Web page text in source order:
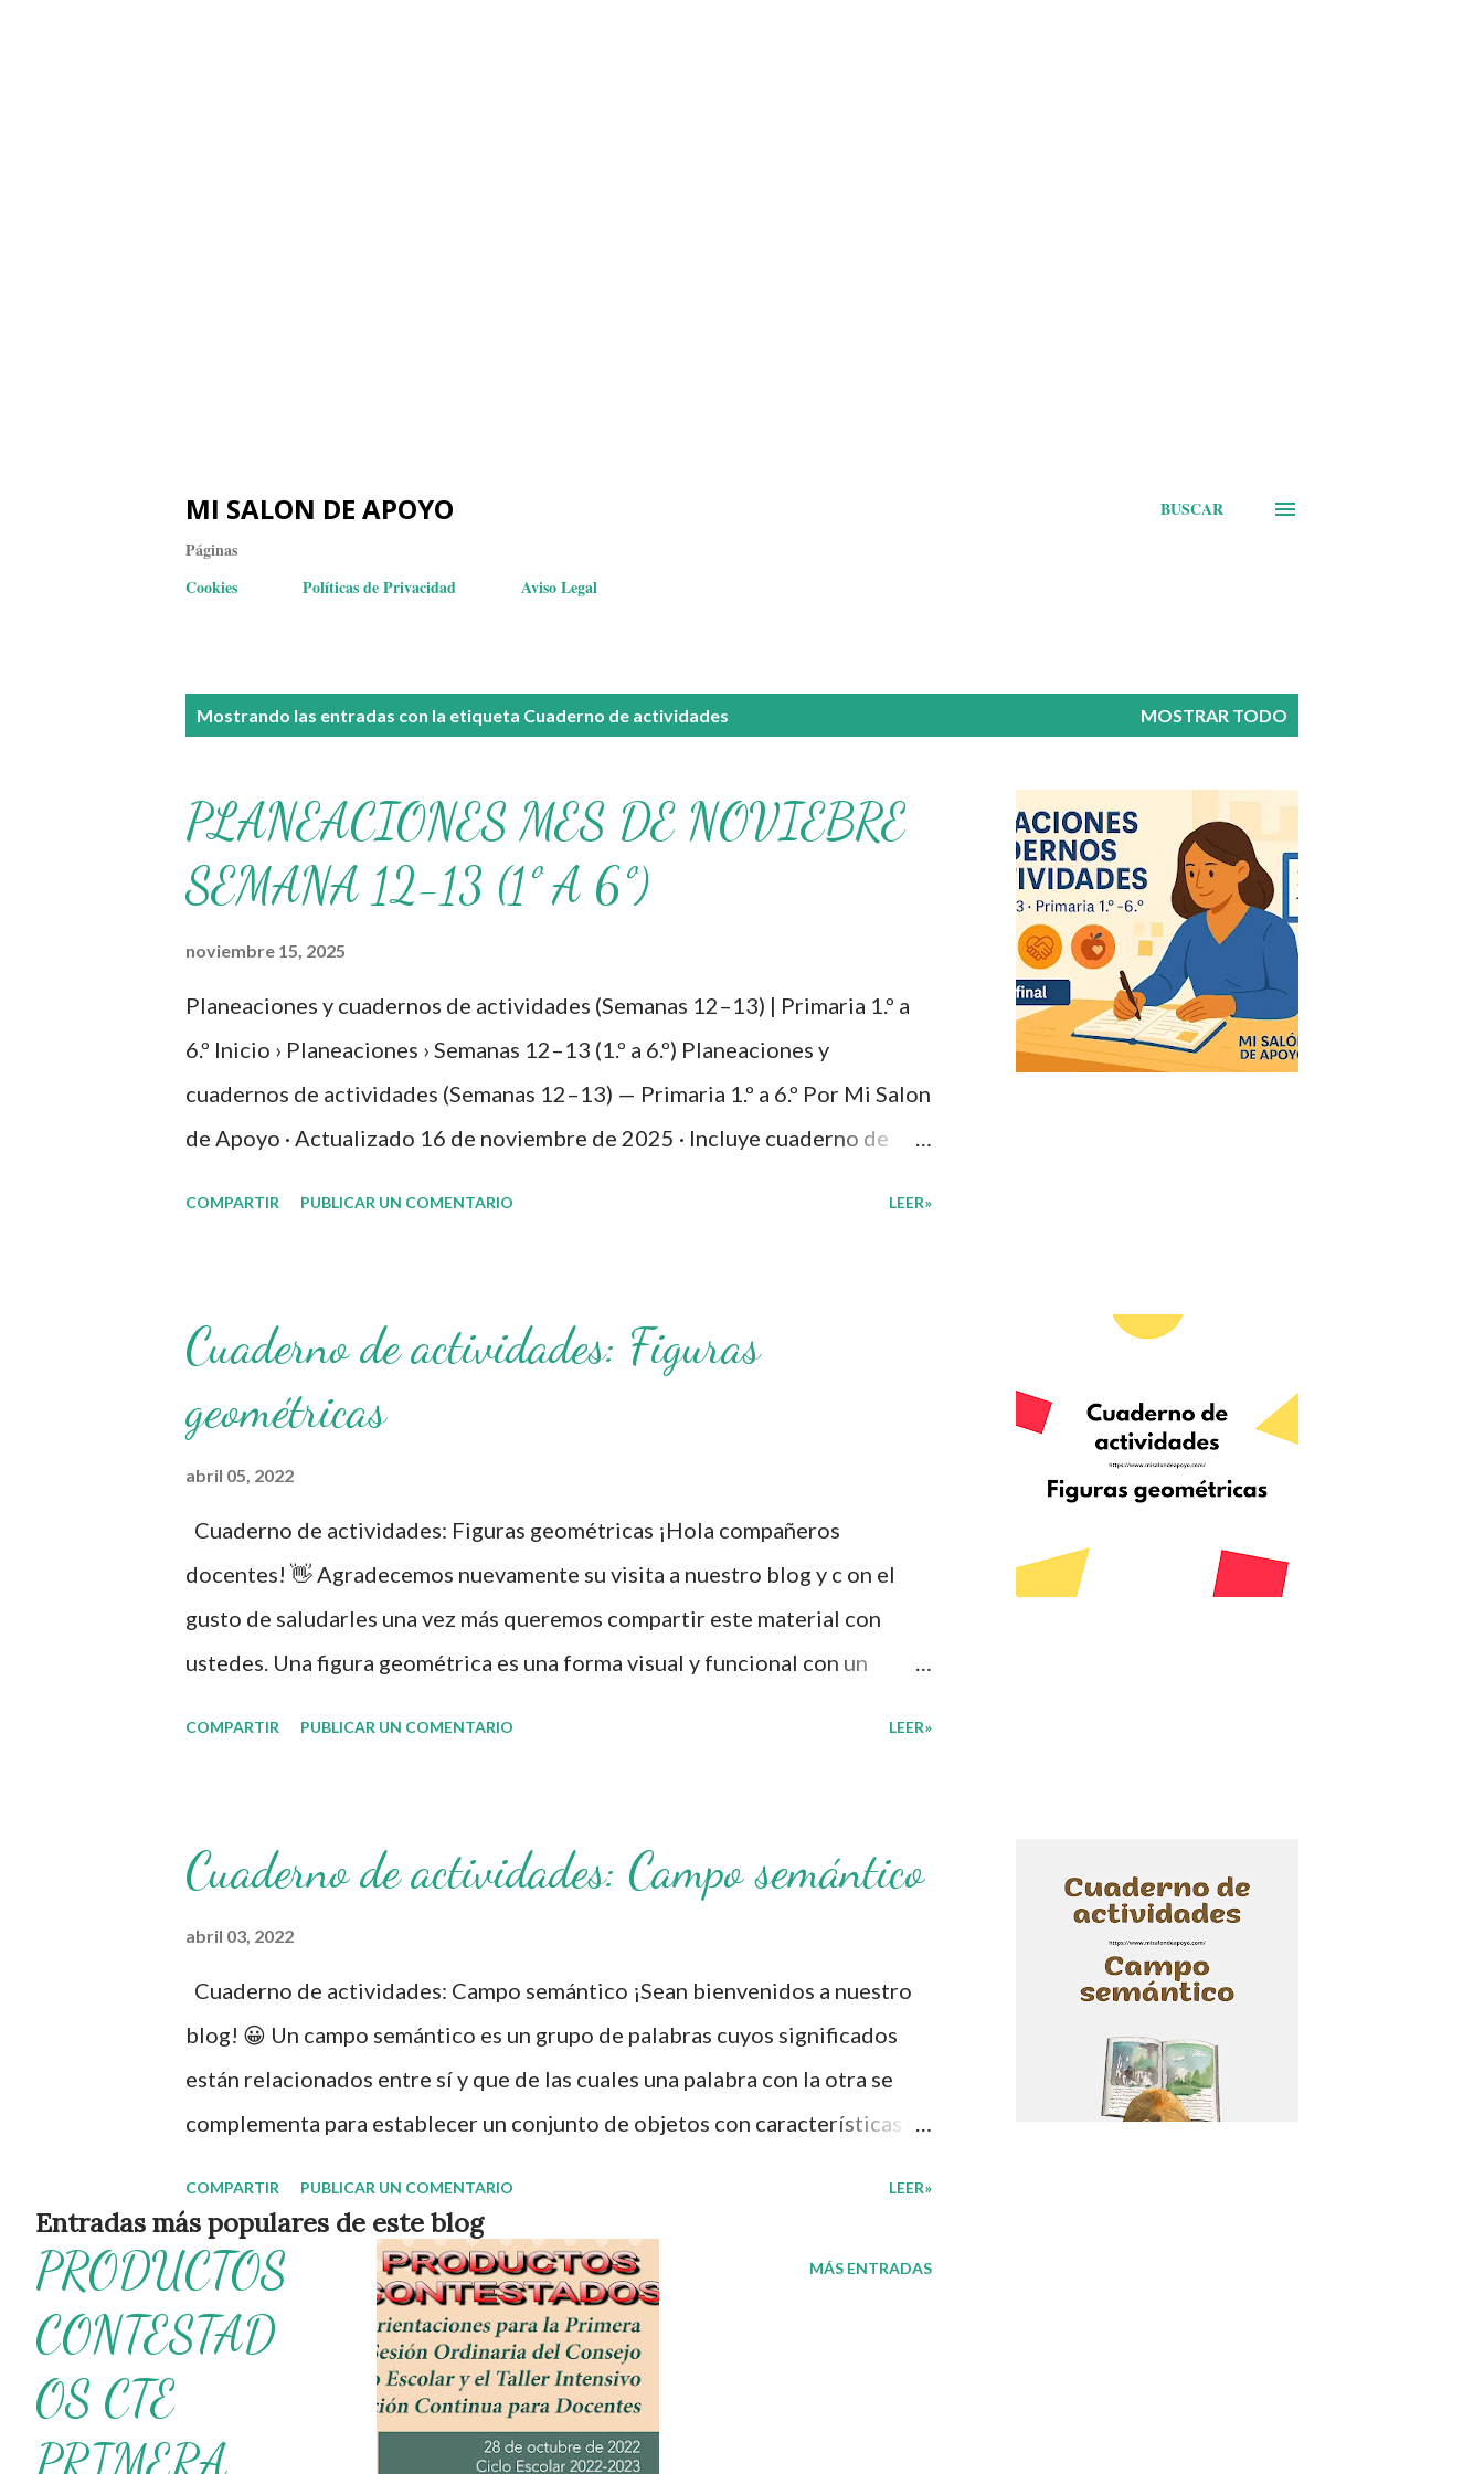
MI SALON DE APOYO
BUSCAR
Páginas
Cookies
Políticas de Privacidad Aviso Legal
Mostrando las entradas con la etiqueta Cuaderno de actividades MOSTRAR TODO
PLANEACIONES MES DE NOVIEBRE
SEMANA 12-13 (1º A 6º)
noviembre 15, 2025
Planeaciones y cuadernos de actividades (Semanas 12–13) | Primaria 1.º a
6.º Inicio › Planeaciones › Semanas 12–13 (1.º a 6.º) Planeaciones y
cuadernos de actividades (Semanas 12–13) — Primaria 1.º a 6.º Por Mi Salon
de Apoyo · Actualizado 16 de noviembre de 2025 · Incluye cuaderno de
saludable, con actividades diarias, anexos y **productos integradores** por
grado. Contenido 1. Propósito y enfoque 2. Proyectos y productos (visión
general) 3. Cómo usar la planeación y el cuaderno 4. Preguntas frecuente...
COMPARTIR PUBLICAR UN COMENTARIO LEER»
Cuaderno de actividades: Figuras
geométricas
abril 05, 2022
Cuaderno de actividades: Figuras geométricas ¡Hola compañeros
docentes! 👋 Agradecemos nuevamente su visita a nuestro blog y c on el
gusto de saludarles una vez más queremos compartir este material con
ustedes. Una figura geométrica es una forma visual y funcional con un
de las matemáticas que estudia las relaciones entre los planos de
representación y las diferentes formas que se puedan ajustar dentro de
COMPARTIR PUBLICAR UN COMENTARIO LEER»
Cuaderno de actividades: Campo semántico
abril 03, 2022
Cuaderno de actividades: Campo semántico ¡Sean bienvenidos a nuestro
blog! 😀 Un campo semántico es un grupo de palabras cuyos significados
están relacionados entre sí y que de las cuales una palabra con la otra se
complementa para establecer un conjunto de objetos con características en
tenis, básquet, natación. Por su parte, el campo semántico de los colores
puede ser: amarillo, rojo, verde, azul, rosa, etc. Es importante que en la
etapa inicial los niños logren identificar y practicar este tipo de campos
semánticos pues resultan fundamentales en aprendizajes posteriores.
Obtén cuaderno de actividades aquí 👇 Cuaderno de actividades: Campo
semántico ¡Gracias por tu visita! 😉 Publicamos diariamente. No olvides
COMPARTIR PUBLICAR UN COMENTARIO LEER»
MÁS ENTRADAS
Entradas más populares de este blog
PRODUCTOS
CONTESTAD
OS CTE